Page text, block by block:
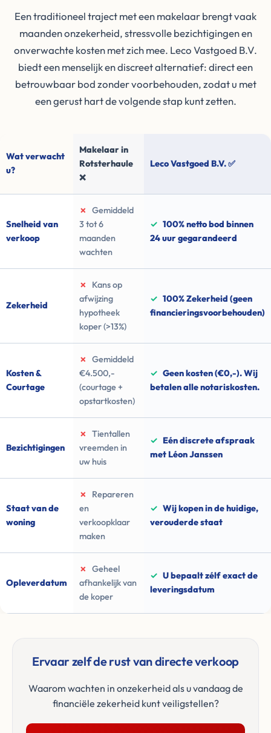
Een traditioneel traject met een makelaar brengt vaak
maanden onzekerheid, stressvolle bezichtigingen en
onverwachte kosten met zich mee. Leco Vastgoed B.V.
biedt een menselijk en discreet alternatief: direct een
betrouwbaar bod zonder voorbehouden, zodat u met
een gerust hart de volgende stap kunt zetten.
Wat verwacht
u?
Makelaar in
Rotsterhaule
❌
Leco Vastgoed B.V. ✅
Snelheid van
verkoop
✗
Gemiddeld
3 tot 6
maanden
wachten
✓ 100% netto bod binnen
24 uur gegarandeerd
Zekerheid
✗
Kans op
afwijzing
hypotheek
koper (>13%)
✓ 100% Zekerheid (geen
financieringsvoorbehouden)
Kosten &
Courtage
✗
Gemiddeld
€4.500,-
(courtage +
opstartkosten)
✓ Geen kosten (€0,-). Wij
betalen alle notariskosten.
Bezichtigingen
✗
Tientallen
vreemden in
uw huis
✓ Eén discrete afspraak
met Léon Janssen
Staat van de
woning
✗
Repareren
en
verkoopklaar
maken
✓ Wij kopen in de huidige,
verouderde staat
Opleverdatum
✗
Geheel
afhankelijk van
de koper
✓ U bepaalt zélf exact de
leveringsdatum
Ervaar zelf de rust van directe verkoop
Waarom wachten in onzekerheid als u vandaag de
financiële zekerheid kunt veiligstellen?